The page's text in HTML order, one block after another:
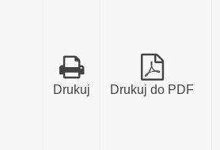
Drukuj do PDF
Drukuj